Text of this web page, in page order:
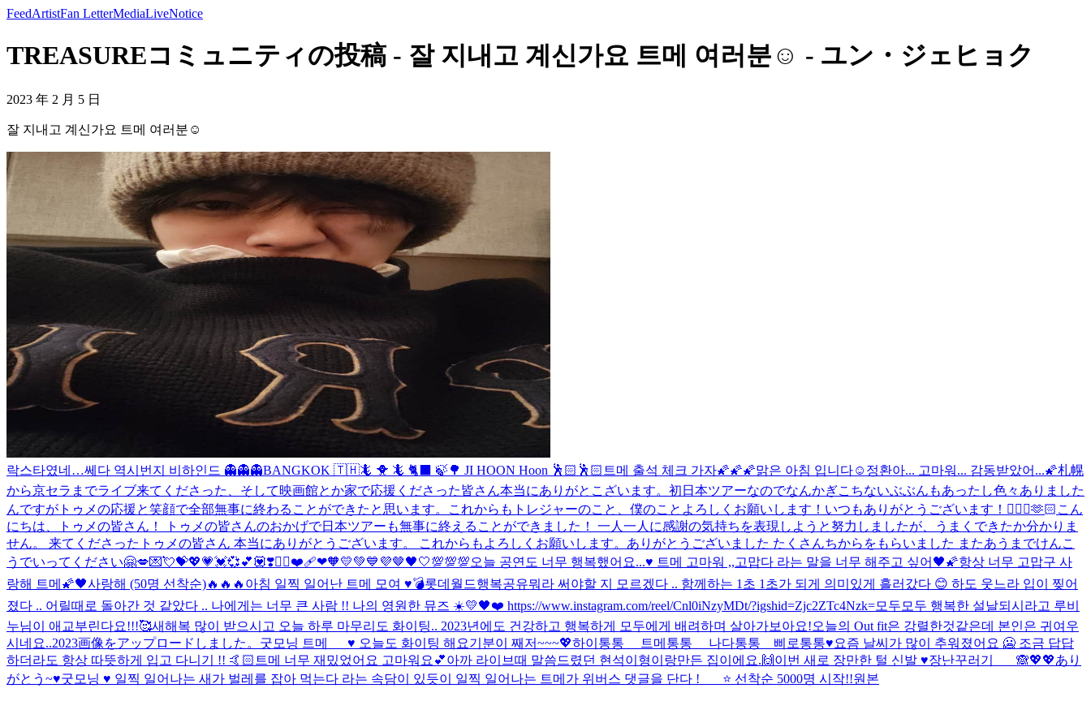
FeedArtistFan LetterMediaLiveNotice
TREASUREコミュニティの投稿 - 잘 지내고 계신가요 트메 여러분☺️ - ユン・ジェヒョク
2023 年 2 月 5 日
잘 지내고 계신가요 트메 여러분☺️
락스타였네…쎄다 역시 번지 비하인드 👻👻👻BANGKOK 🇹🇭🦎 🐥 🦎 🐈‍⬛ 🍃🌳 JI HOON Hoon 🕺🏻🕺🏻 트메 출석 체크 가자🌠🌠🌠맑은 아침 입니다☺️ 정환아... 고마워... 감동받았어...🌠札幌
から京セラまでライブ来てくださった、そして映画館とか家で応援くださった皆さん本当にありがとこざいます。初日本ツアーなのでなんかぎこちないぶぶんもあったし色々ありました
んですがトゥメの応援と笑顔で全部無事に終わることができたと思います。これからもトレジャーのこと、僕のことよろしくお願いします！いつもありがとうございます！🙇🏻‍♂️🫶🏻 こん
にちは、トゥメの皆さん！ トゥメの皆さんのおかげで日本ツアーも無事に終えることができました！ 一人一人に感謝の気持ちを表現しようと努力しましたが、うまくできたか分かりま
せん。 来てくださったトゥメの皆さん 本当にありがとうございます。 これからもよろしくお願いします。 ありがとうございました たくさんちからをもらいました またあうまでけんこ
うでいってください🤗💋💌💘💝💖💗💓💞💕💟❣️❤️‍🔥❤️‍🩹❤🧡💛💚💙💜🤎🖤🤍💯💯💯오늘 공연도 너무 행복했어요...♥️ 트메 고마워 ,,고맙다 라는 말을 너무 해주고 싶어 🖤🌠항상 너무 고맙구 사
랑해 트메🌠🖤사랑해 (50명 선착순)🔥🔥🔥 아침 일찍 일어난 트메 모여 ♥️💣롯데월드행복공유뭐라 써야할 지 모르겠다 .. 함께하는 1초 1초가 되게 의미있게 흘러갔다 😊 하도 웃느라 입이 찢어
졌다 .. 어릴때로 돌아간 것 같았다 .. 나에게는 너무 큰 사람 !! 나의 영원한 뮤즈 ☀️💛🖤❤️ https://www.instagram.com/reel/Cnl0iNzyMDt/?igshid=Zjc2ZTc4Nzk=모두모두 행복한 설날되시라고 루비
누님이 애교부린다요!!!🥰새해복 많이 받으시고 오늘 하루 마무리도 화이팅.. 2023년에도 건강하고 행복하게 모두에게 배려하며 살아가보아요!오늘의 Out fit은 강렬한것같은데 본인은 귀여우
시네요..2023画像をアップロードしました。 굿모닝 트메___♥️ 오늘도 화이팅 해요기분이 째저~~~💖하이통통__ 트메통통__ 나다통통__삐로통통♥️요즘 날씨가 많이 추워졌어요 🥶 조금 답답
하더라도 항상 따뜻하게 입고 다니기 !! 🤙🏻 트메 너무 재밌었어요 고마워요💕아까 라이브때 말씀드렸던 현석이형이랑만든 집이에요.🙌 이번 새로 장만한 털 신발 ♥️장난꾸러기 ___🙈💖💖あり
がとう~♥️굿모닝 ♥️ 일찍 일어나는 새가 벌레를 잡아 먹는다 라는 속담이 있듯이 일찍 일어나는 트메가 위버스 댓글을 단다 ! ___⭐️ 선착순 5000명 시작!!원본